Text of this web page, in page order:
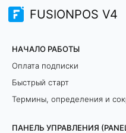
FUSIONPOS V4
НАЧАЛО РАБОТЫ
Оплата подписки
Быстрый старт
Термины, определения и
ПАНЕЛЬ УПРАВЛЕНИЯ